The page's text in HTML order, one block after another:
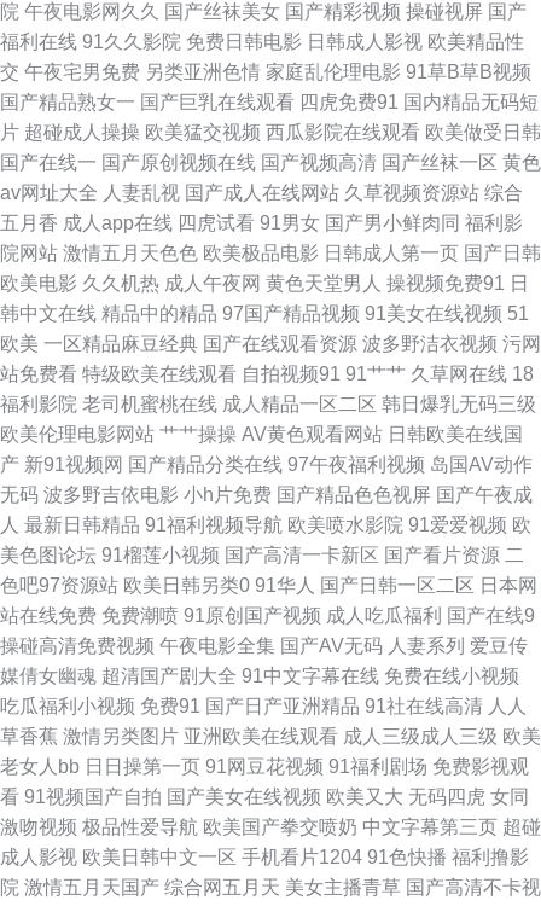
蕉草莓视频 91福利老司机 成人伊人影视 韩国操B视频 狼友com 青青草VVV
自拍超碰 白丝足交50P 国产91在线网站 蜜桃视频免费观看 日本婷婷com 91
视频 国产25页 精品久久伊人超碰 欧美激情在线一区 伊人91社 超碰色播 玖
玖伊热 色网在线观看 69看片 超碰久久96 欧美人妻导航 午夜剧场久久黄 最
新网址av 99热首页 大香蕉综合久久 人妻激情另类 足交在线视频 成人永久
老湿影视 三级四级毛片 97干少妇 国产微拍在线 日韩成人网免费 在线天堂资
源 成人网站立即观看 青娱乐打炮 亚洲综合中文网 97R精品 成人看片91 九一
美女视频 伪娘互操 av变态另类影院 传媒福利导航 欧美另类网 亚洲黄色小说
网址 国产视频网 天堂资源网站 草草亚洲插影院 久久性欲网 人人摸人人换 婷
婷社区老牛 影音先锋黄区 超碰成人网 国产自拍三级 第一福利所AV 91福利
视频网 韩国黄色片三级 女人的天堂网站 在线黄色网 AV网天天 国产ts系列 久
久草青青草av 视频污下载 导航老司机av网 欧美性爱熟女 伊人成人社区 超碰
激情官网 韩国av自拍 人妖色情社区 91免视频 超碰国产片 国产三级片在线看
AV入口处 美女肏屄西瓜午夜 天天拍液夜拍 最新色片 东京热网址导航 九一免
费看片网站 欧美性爱丝袜诱惑 天堂网wwwaa 91成年进入人口 久草精品系列
院 午夜电影网久久 国产丝袜美女 国产精彩视频 操碰视屏 国产
福利在线 91久久影院 免费日韩电影 日韩成人影视 欧美精品性
交 午夜宅男免费 另类亚洲色情 家庭乱伦理电影 91草B草B视频
国产精品熟女一 国产巨乳在线观看 四虎免费91 国内精品无码短
片 超碰成人操操 欧美猛交视频 西瓜影院在线观看 欧美做受日韩
国产在线一 国产原创视频在线 国产视频高清 国产丝袜一区 黄色
av网址大全 人妻乱视 国产成人在线网站 久草视频资源站 综合
五月香 成人app在线 四虎试看 91男女 国产男小鲜肉同 福利影
院网站 激情五月天色色 欧美极品电影 日韩成人第一页 国产日韩
欧美电影 久久机热 成人午夜网 黄色天堂男人 操视频免费91 日
韩中文在线 精品中的精品 97国产精品视频 91美女在线视频 51
欧美 一区精品麻豆经典 国产在线观看资源 波多野洁衣视频 污网
站免费看 特级欧美在线观看 自拍视频91 91艹艹 久草网在线 18
福利影院 老司机蜜桃在线 成人精品一区二区 韩日爆乳无码三级
欧美伦理电影网站 艹艹操操 AV黄色观看网站 日韩欧美在线国
产 新91视频网 国产精品分类在线 97午夜福利视频 岛国AV动作
无码 波多野吉依电影 小h片免费 国产精品色色视屏 国产午夜成
人 最新日韩精品 91福利视频导航 欧美喷水影院 91爱爱视频 欧
美色图论坛 91榴莲小视频 国产高清一卡新区 国产看片资源 二
色吧97资源站 欧美日韩另类0 91华人 国产日韩一区二区 日本网
站在线免费 免费潮喷 91原创国产视频 成人吃瓜福利 国产在线9
操碰高清免费视频 午夜电影全集 国产AV无码 人妻系列 爱豆传
媒倩女幽魂 超清国产剧大全 91中文字幕在线 免费在线小视频
吃瓜福利小视频 免费91 国产日产亚洲精品 91社在线高清 人人
草香蕉 激情另类图片 亚洲欧美在线观看 成人三级成人三级 欧美
老女人bb 日日操第一页 91网豆花视频 91福利剧场 免费影视观
看 91视频国产自拍 国产美女在线视频 欧美又大 无码四虎 女同
激吻视频 极品性爱导航 欧美国产拳交喷奶 中文字幕第三页 超碰
成人影视 欧美日韩中文一区 手机看片1204 91色快播 福利撸影
院 激情五月天国产 综合网五月天 美女主播青草 国产高清不卡视